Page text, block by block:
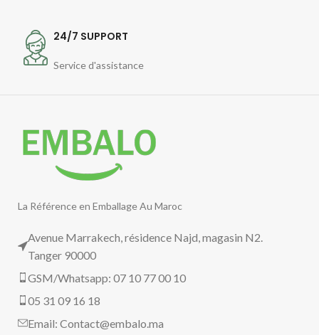
24/7 SUPPORT
Service d'assistance
La Référence en Emballage Au Maroc
Avenue Marrakech, résidence Najd, magasin N2.
Tanger 90000
GSM/Whatsapp: 07 10 77 00 10
05 31 09 16 18
Email:Contact@embalo.ma